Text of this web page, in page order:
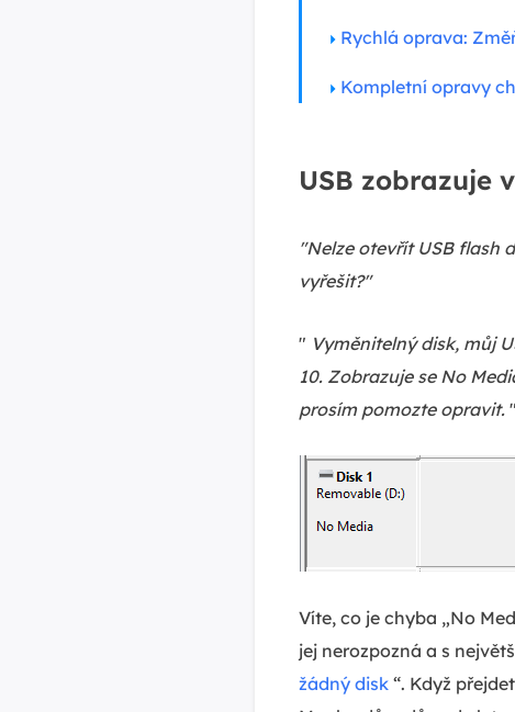
Rychlá oprava:
Kompletní opravy
USB zobrazuje
"Nelze otevřít USB flash
vyřešit?"
" Vyměnitelný disk, můj
10. Zobrazuje se No
prosím pomozte opravit. "
Víte, co je chyba „No
jej nerozpozná a s
žádný disk “. Když